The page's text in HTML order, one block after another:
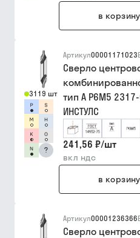
в корзину
3119 шт
?
Артикул00001171023
Сверло
тип A Р6М5
ИНСТУЛС
241,56 ₽/шт
вкл ндс
в корзину
Артикул00001236366
Сверло